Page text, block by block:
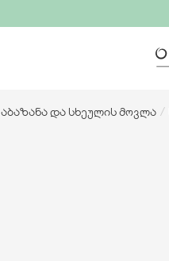
აბაზანა და სხეულის მოვლა /